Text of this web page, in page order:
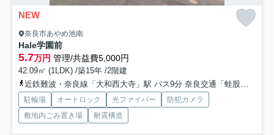
NEW
奈良市あやめ池南
Hale学園前
5.7万円 管理/共益費5,000円
42.09㎡ (1LDK) /築15年 /2階建
近鉄難波・奈良線「大和西大寺」駅 バス9分 奈良交通「蛙股池」 停歩5分
駐輪場 オートロック 光ファイバー
防犯カメラ
敷地内ごみ置き場
耐震構造